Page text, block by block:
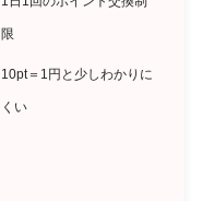
限
10pt＝1円と少しわかりに
くい